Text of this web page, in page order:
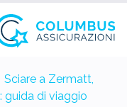
Sciare a Zermatt,
guida di viaggio